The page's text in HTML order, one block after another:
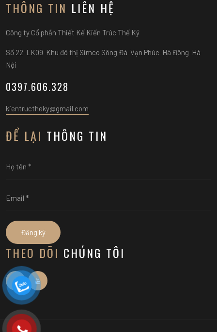
THÔNG TIN LIÊN HỆ
Công ty Cổ phần Thiết Kế Kiến Trúc Thế Kỷ
Số 22-LK09-Khu đô thị Simco Sông Đà-Vạn Phúc-Hà Đông-Hà
Nội
0397.606.328
kientructheky@gmail.com
ĐỂ LẠI THÔNG TIN
Đăng ký
THEO DÕI CHÚNG TÔI